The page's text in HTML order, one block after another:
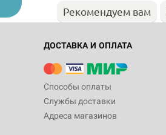
Рекомендуем вам
ДОСТАВКА И ОПЛАТА
Способы оплаты
Службы доставки
Адреса магазинов